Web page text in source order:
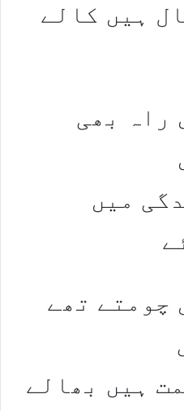
ہیں کالے
راہ بھی
میں
چومتے تھے
ہیں بھالے